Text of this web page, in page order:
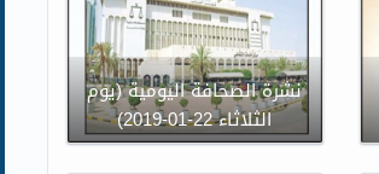
نشرة الصحافة اليومية (يوم
الثلاثاء 22-01-2019)